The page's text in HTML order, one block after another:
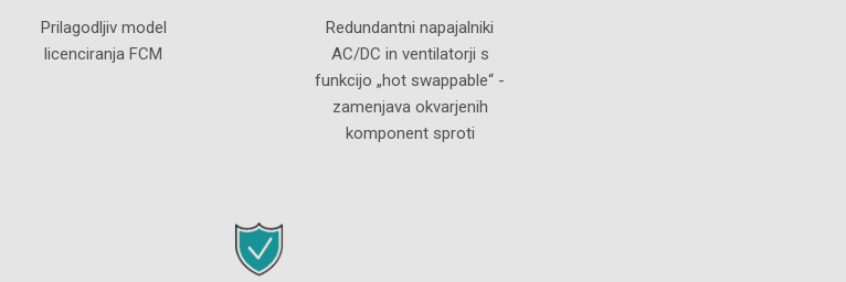
Prilagodljiv model
licenciranja FCM
Redundantni napajalniki
AC/DC in ventilatorji s
funkcijo „hot swappable“ -
zamenjava okvarjenih
komponent sproti